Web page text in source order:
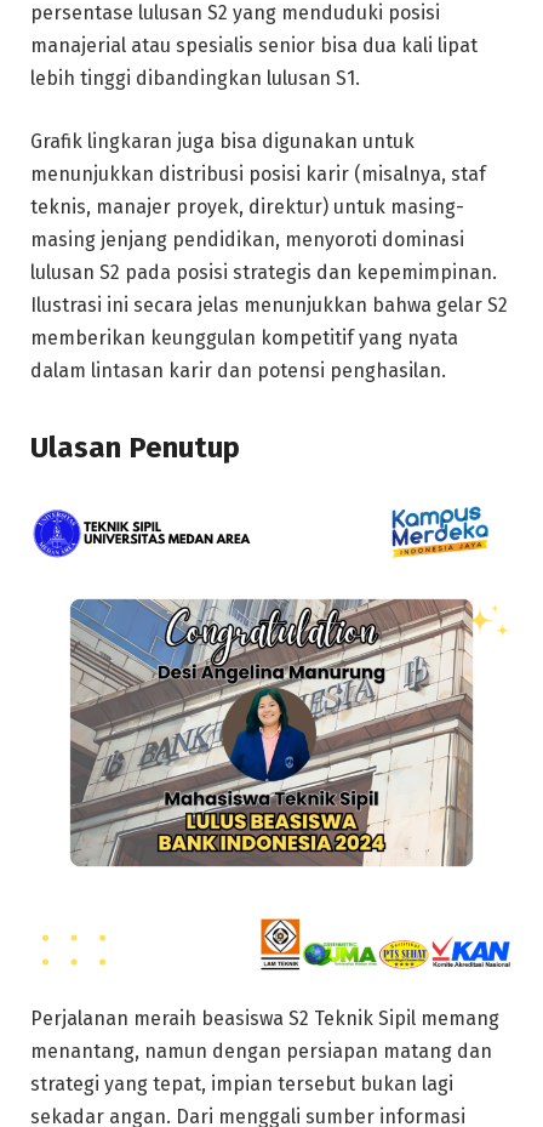
persentase lulusan S2 yang menduduki posisi
manajerial atau spesialis senior bisa dua kali lipat
lebih tinggi dibandingkan lulusan S1.
Grafik lingkaran juga bisa digunakan untuk
menunjukkan distribusi posisi karir (misalnya, staf
teknis, manajer proyek, direktur) untuk masing-
masing jenjang pendidikan, menyoroti dominasi
lulusan S2 pada posisi strategis dan kepemimpinan.
Ilustrasi ini secara jelas menunjukkan bahwa gelar S2
memberikan keunggulan kompetitif yang nyata
dalam lintasan karir dan potensi penghasilan.
Ulasan Penutup
Perjalanan meraih beasiswa S2 Teknik Sipil memang
menantang, namun dengan persiapan matang dan
strategi yang tepat, impian tersebut bukan lagi
sekadar angan. Dari menggali sumber informasi